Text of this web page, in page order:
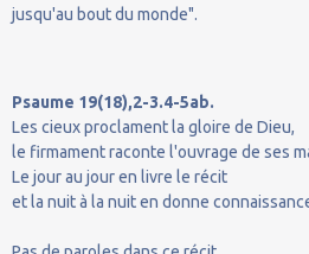
jusqu'au bout du monde".
Psaume 19(18),2-3.4-5ab.
Les cieux proclament la gloire de Dieu,
le firmament raconte l'ouvrage de ses
Le jour au jour en livre le récit
et la nuit à la nuit en donne